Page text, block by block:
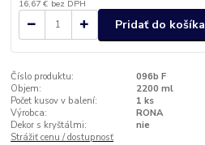
16,67 € bez DPH
Pridať do košíka
Číslo produktu:
096b F
Objem:
2200 ml
Počet kusov v balení:
1 ks
Výrobca:
RONA
Dekor s kryštálmi:
nie
Strážiť cenu / dostupnosť